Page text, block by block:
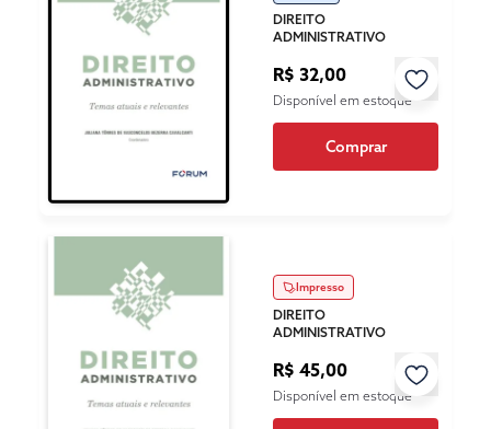
DIREITO
ADMINISTRATIVO
R$ 32,00
Disponível em estoque
Comprar
Impresso
DIREITO
ADMINISTRATIVO
R$ 45,00
Disponível em estoque